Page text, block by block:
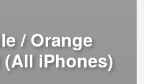
/ Orange
iPhones)